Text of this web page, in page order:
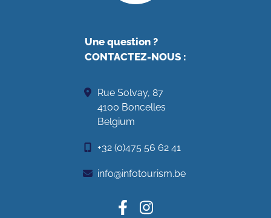
Une question ?
CONTACTEZ-NOUS :
Rue Solvay, 87
4100 Boncelles
Belgium
+32 (0)475 56 62 41
info@infotourism.be